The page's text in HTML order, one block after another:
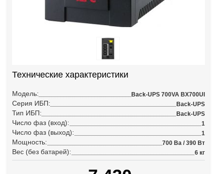
Технические характеристики
Модель: Back-UPS 700VA BX700UI
Серия ИБП: Back-UPS
Тип ИБП: Back-UPS
Число фаз (вход): 1
Число фаз (выход): 1
Мощность: 700 Ва / 390 Вт
Вес (без батарей): 6 кг